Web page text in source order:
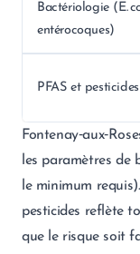
Bactériologie (E.
entérocoques)
PFAS et pesticides
les paramètres de
le minimum
pesticides reflète
que le risque soit